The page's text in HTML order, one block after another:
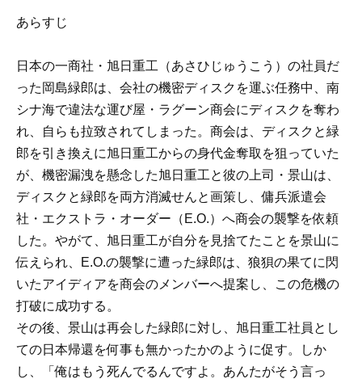
あらすじ
日本の一商社・旭日重工（あさひじゅうこう）の社員だ
った岡島緑郎は、会社の機密ディスクを運ぶ任務中、南
シナ海で違法な運び屋・ラグーン商会にディスクを奪わ
れ、自らも拉致されてしまった。商会は、ディスクと緑
郎を引き換えに旭日重工からの身代金奪取を狙っていた
が、機密漏洩を懸念した旭日重工と彼の上司・景山は、
ディスクと緑郎を両方消滅せんと画策し、傭兵派遣会
社・エクストラ・オーダー（E.O.）へ商会の襲撃を依頼
した。やがて、旭日重工が自分を見捨てたことを景山に
伝えられ、E.O.の襲撃に遭った緑郎は、狼狽の果てに閃
いたアイディアを商会のメンバーへ提案し、この危機の
打破に成功する。
その後、景山は再会した緑郎に対し、旭日重工社員とし
ての日本帰還を何事も無かったかのように促す。しか
し、「俺はもう死んでるんですよ。あんたがそう言っ